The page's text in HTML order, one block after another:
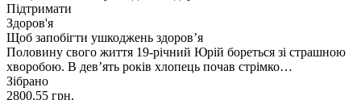
Підтримати
Здоров'я
Щоб запобігти ушкоджень здоров’я
Половину свого життя 19-річний Юрій бореться зі страшною
хворобою. В девʼять років хлопець почав стрімко…
Зібрано
2800,55 грн.